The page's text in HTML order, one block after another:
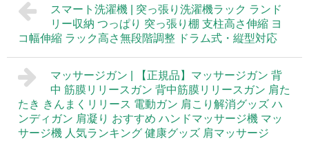
スマート洗濯機 | 突っ張り洗濯機ラック ランド
リー収納 つっぱり 突っ張り棚 支柱高さ伸縮 ヨ
コ幅伸縮 ラック高さ無段階調整 ドラム式・縦型対応
マッサージガン | 【正規品】マッサージガン 背
中 筋膜リリースガン 背中筋膜リリースガン 肩た
たき きんまくリリース 電動ガン 肩こり解消グッズ ハ
ンディガン 肩凝り おすすめ ハンドマッサージ機 マッ
サージ機 人気ランキング 健康グッズ 肩マッサージ